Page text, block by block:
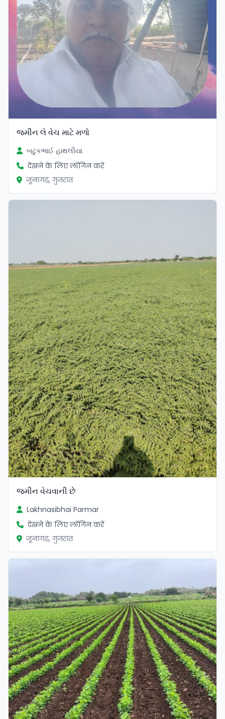
જમીન લે વેચ માટે મળો
બટુકભાઈ હાથલીયા
देखने के लिए लॉगिन करें
जूनागढ़, गुजरात
જમીન વેચવાની છે
Lakhnasibhai Parmar
देखने के लिए लॉगिन करें
जूनागढ़, गुजरात